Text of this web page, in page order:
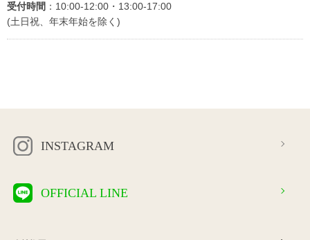
受付時間 ：10:00-12:00・13:00-17:00
(土日祝、年末年始を除く)
INSTAGRAM
OFFICIAL LINE